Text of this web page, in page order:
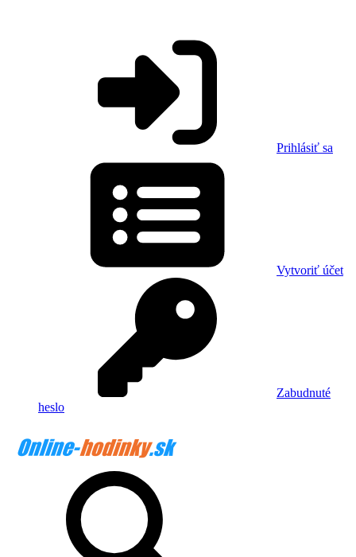
Prihlásiť sa
Vytvoriť účet
Zabudnuté
heslo